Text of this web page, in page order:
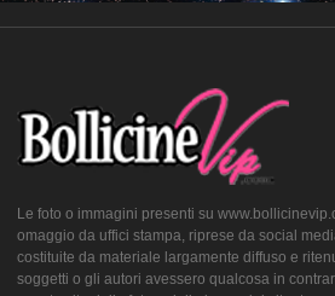
Le foto o immagini presenti su
omaggio da uffici stampa, riprese da social
costituite da materiale largamente diffuso e
soggetti o gli autori avessero qualcosa in